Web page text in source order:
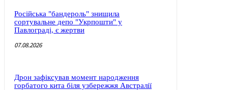
Російська "бандероль" знищила
сортувальне депо "Укрпошти" у
Павлограді, є жертви
07.08.2026
Дрон зафіксував момент народження
горбатого кита біля узбережжя Австралії